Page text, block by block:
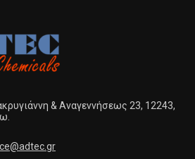
& Αναγεννήσεως 23, 12243,